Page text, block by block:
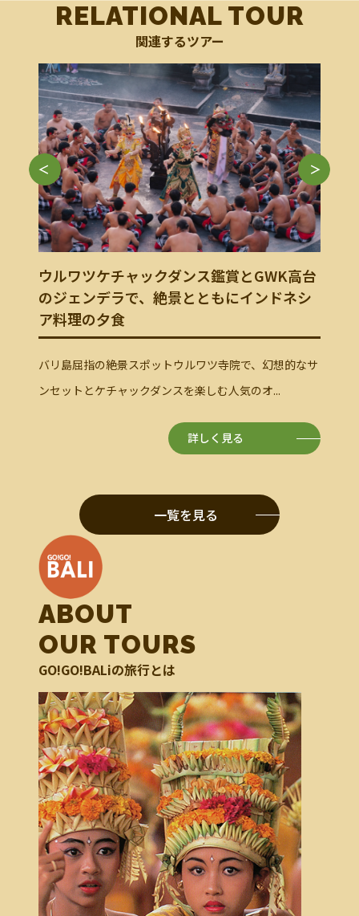
RELATIONAL TOUR
関連するツアー
ウルワツケチャックダンス鑑賞とイタリア
ンディナー
バリ島屈指の絶景スポットウルワツ寺院で、幻想的なサ
ンセットとケチャックダンスを楽しむ人気のオ...
詳しく見る
一覧を見る
ABOUT
OUR TOURS
GO!GO!BALiの旅行とは